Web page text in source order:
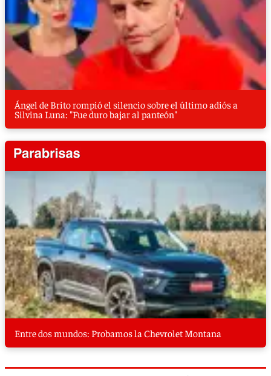
Ángel de Brito rompió el silencio sobre el último adiós a
Silvina Luna: "Fue duro bajar al panteón"
Entre dos mundos: Probamos la Chevrolet Montana